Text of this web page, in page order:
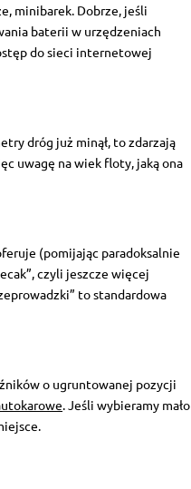
minibarek. Dobrze, jeśli
baterii w urzędzeniach
do sieci internetowej
dróg już minął, to zdarzają
uwagę na wiek floty, jaką ona
(pomijając paradoksalnie
czyli jeszcze więcej
to standardowa
o ugruntowanej pozycji
. Jeśli wybieramy mało